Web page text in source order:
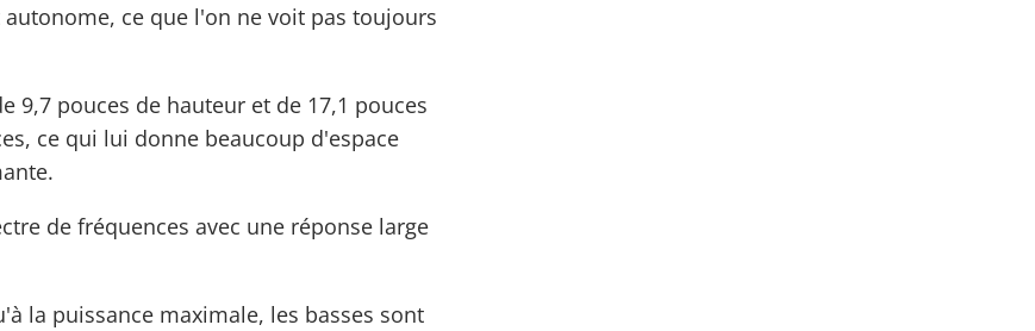
ce que l'on ne voit pas toujours
9,7 pouces de hauteur et de 17,1 pouces
ce qui lui donne beaucoup d'espace
de fréquences avec une réponse large
la puissance maximale, les basses sont